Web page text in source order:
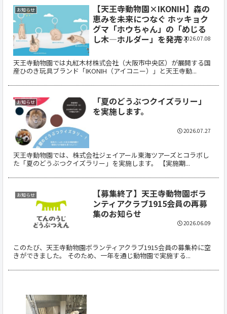
お知らせ
【天王寺動物園×IKONIH】森の
恵みを未来につなぐ ホッキョク
グマ「ホウちゃん」の「めじる
し木―ホルダー」を発売！
天王寺動物園では丸紅木材株式会社（大阪市中央区）が展開する国
産ひのき玩具ブランド「IKONIH（アイコニー）」と天王寺動...
2026.07.08
お知らせ
「夏のどうぶつクイズラリー」
を実施します。
天王寺動物園では、株式会社ジェイアール東海ツアーズとコラボし
た「夏のどうぶつクイズラリー」を実施します。 【実施期...
2026.07.27
お知らせ
【募集終了】天王寺動物園ボラ
ンティアクラブ1915会員の再募
集のお知らせ
このたび、天王寺動物園ボランティアクラブ1915会員の募集枠に空
きができました。 そのため、一年を通じ動物園で実施する...
2026.06.09